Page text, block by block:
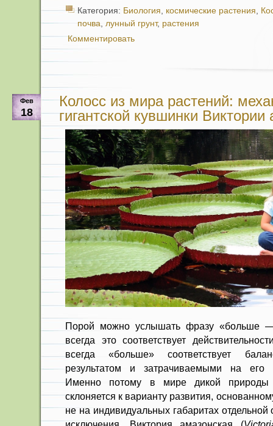
Категория: Биология, космические растения,
почва, лунный грунт, растения
Комментировать
Фев
18
Колосс из мира растений:
гигантской кувшинки Виктории
Порой можно услышать фразу «больше
всегда это соответствует
всегда «больше» соответствует
результатом и затрачиваемыми на его
Именно потому в мире дикой природы
склоняется к варианту развития,
не на индивидуальных габаритах